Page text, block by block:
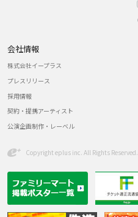
会社情報
株式会社イープラス
プレスリリース
採用情報
契約・提携アーティスト
公演企画制作・レーベル
Copyright eplus inc. All Rights Reserved.